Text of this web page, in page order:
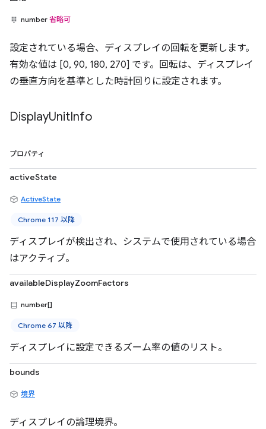
number 省略可
設定されている場合、ディスプレイの回転を更新します。
有効な値は [0, 90, 180, 270] です。回転は、ディスプレイ
の垂直方向を基準とした時計回りに設定されます。
DisplayUnitInfo
プロパティ
activeState
ActiveState
Chrome 117 以降
ディスプレイが検出され、システムで使用されている場合
はアクティブ。
availableDisplayZoomFactors
number[]
Chrome 67 以降
ディスプレイに設定できるズーム率の値のリスト。
bounds
境界
ディスプレイの論理境界。